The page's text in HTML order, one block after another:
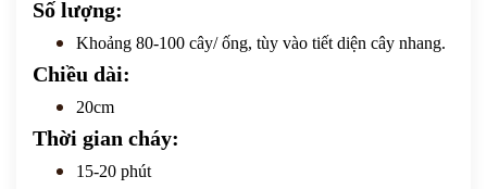
Số lượng:
Khoảng 80-100 cây/ ống, tùy vào tiết diện cây nhang.
Chiều dài:
20cm
Thời gian cháy:
15-20 phút